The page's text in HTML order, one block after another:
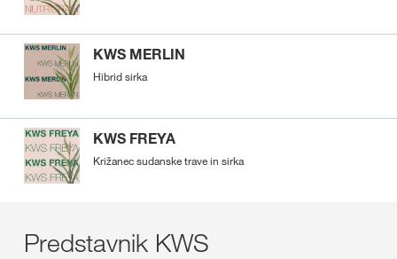
KWS MERLIN
Hibrid sirka
KWS FREYA
Križanec sudanske trave in sirka
Predstavnik KWS